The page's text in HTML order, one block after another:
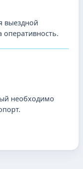
выездной
необходимо